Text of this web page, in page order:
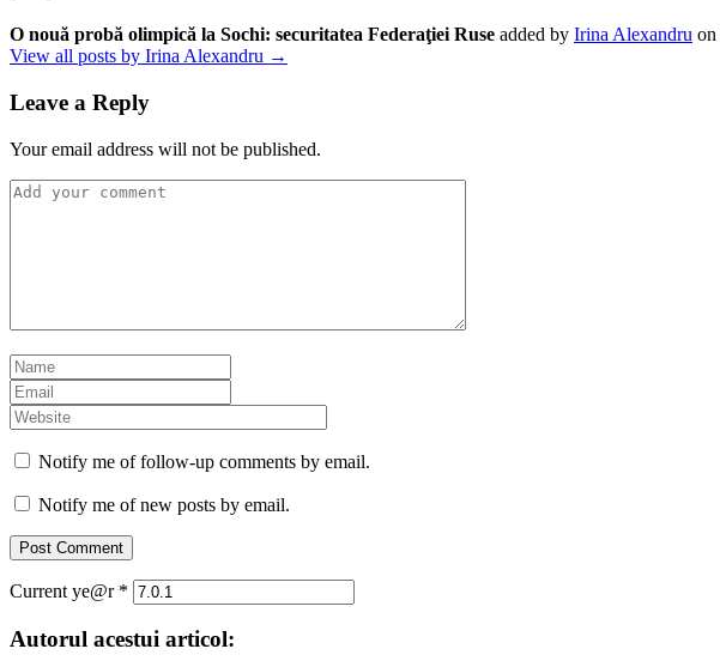
O nouă probă olimpică la Sochi: securitatea Federaţiei Ruse added by Irina Alexandru on
View all posts by Irina Alexandru →
Leave a Reply
Your email address will not be published.
Notify me of follow-up comments by email.
Notify me of new posts by email.
Current ye@r *
Autorul acestui articol: